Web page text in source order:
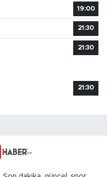
19:00
21:30
21:30
21:30